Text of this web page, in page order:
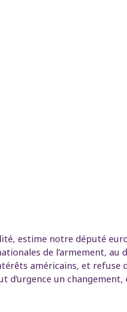
estime notre député
de l’armement, au
américains, et refuse
un changement,